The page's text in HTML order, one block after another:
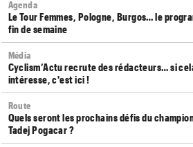
Agenda
Le Tour Femmes, Pologne, Burgos… le
fin de semaine
Média
Cyclism’Actu recrute des rédacteurs… si
intéresse, c'est ici !
Route
Quels seront les prochains défis du
Tadej Pogacar ?